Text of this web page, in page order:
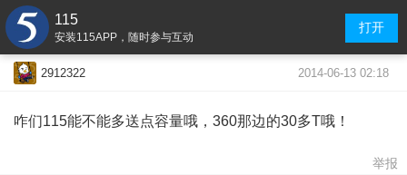
115
安装115APP，随时参与互动
打开
2912322 2014-06-13 02:18
咋们115能不能多送点容量哦，360那边的30多T哦！
举报